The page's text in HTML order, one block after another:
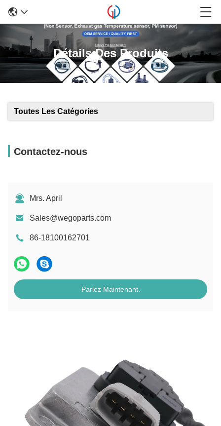
Détails Des Produits
Toutes Les Catégories
Contactez-nous
Mrs. April
Sales@wegoparts.com
86-18100162701
Parlez Maintenant.